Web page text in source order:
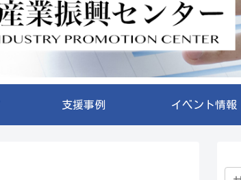
支援事例 イベント情報